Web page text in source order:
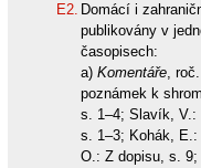
E2. Domácí i
publikovány v
časopisech:
a) Komentáře,
poznámek k
s. 1–4; Slavík,
s. 1–3; Kohák,
O.: Z dopisu, s. 9;